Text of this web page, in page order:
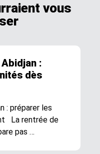
vous
Abidjan :
dès
: préparer les
La rentrée de
pas …